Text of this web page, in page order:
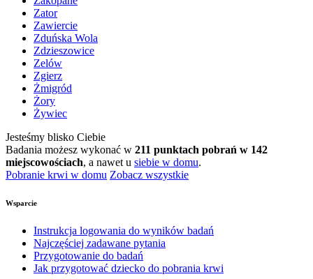
Zator
Zawiercie
Zduńska Wola
Zdzieszowice
Zelów
Zgierz
Żmigród
Żory
Żywiec
Jesteśmy blisko Ciebie
Badania możesz wykonać w 211 punktach pobrań w 142
miejscowościach, a nawet u siebie w domu.
Pobranie krwi w domu Zobacz wszystkie
Wsparcie
Instrukcja logowania do wyników badań
Najczęściej zadawane pytania
Przygotowanie do badań
Jak przygotować dziecko do pobrania krwi